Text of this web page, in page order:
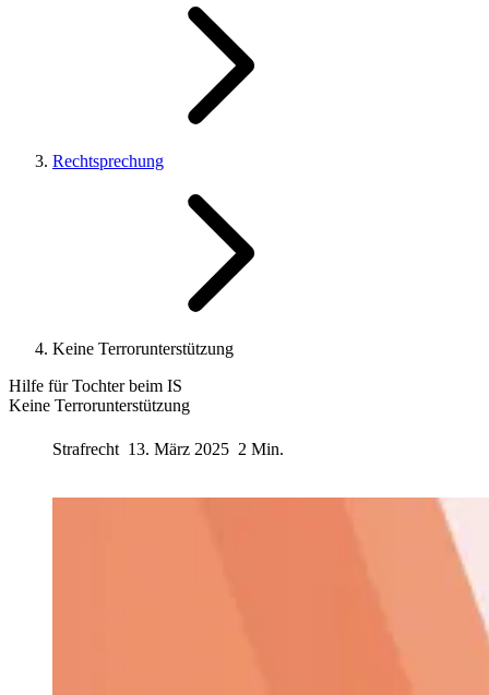
Rechtsprechung
Keine Terrorunterstützung
Hilfe für Tochter beim IS
Keine Terrorunterstützung
Strafrecht 13. März 2025 2 Min.